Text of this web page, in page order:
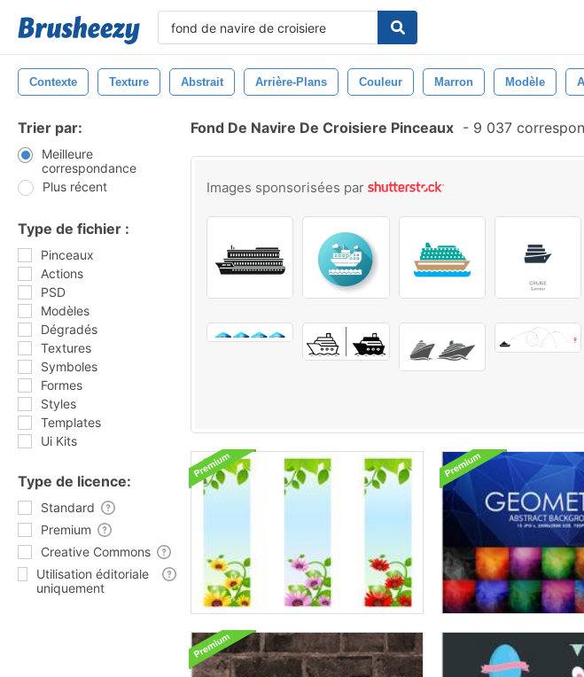
Contexte Texture Abstrait Arrière-Plans Couleur Marron Modèle
Trier par:
Meilleure
correspondance
Plus récent
Type de fichier :
Pinceaux
Actions
PSD
Modèles
Dégradés
Textures
Symboles
Formes
Styles
Templates
Ui Kits
Type de licence:
Standard
Premium
Creative Commons
Utilisation éditoriale
uniquement
Fond De Navire De Croisiere Pinceaux - 9 037
Images sponsorisées par